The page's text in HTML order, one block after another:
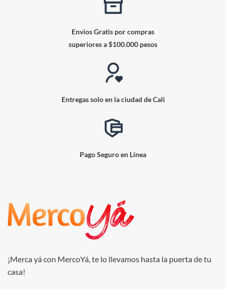
Envios Gratis por compras
superiores a $100.000 pesos
Entregas solo en la ciudad de Cali
Pago Seguro en Línea
¡Merca yá con MercoYá, te lo llevamos hasta la puerta de tu
casa!